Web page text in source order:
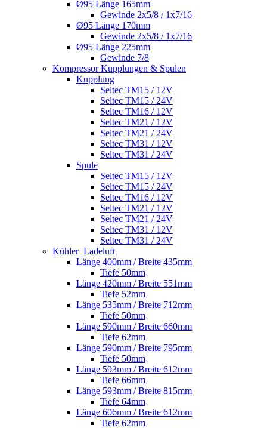
Ø95 Länge 165mm
Gewinde 2x5/8 / 1x7/16
Ø95 Länge 170mm
Gewinde 2x5/8 / 1x7/16
Ø95 Länge 225mm
Gewinde 7/8
Kompressor Kupplungen & Spulen
Kupplung
Seltec TM15 / 12V
Seltec TM15 / 24V
Seltec TM16 / 12V
Seltec TM21 / 12V
Seltec TM21 / 24V
Seltec TM31 / 12V
Seltec TM31 / 24V
Spule
Seltec TM15 / 12V
Seltec TM15 / 24V
Seltec TM16 / 12V
Seltec TM21 / 12V
Seltec TM21 / 24V
Seltec TM31 / 12V
Seltec TM31 / 24V
Kühler_Ladeluft
Länge 400mm / Breite 435mm
Tiefe 50mm
Länge 420mm / Breite 551mm
Tiefe 52mm
Länge 535mm / Breite 712mm
Tiefe 50mm
Länge 590mm / Breite 660mm
Tiefe 62mm
Länge 590mm / Breite 795mm
Tiefe 50mm
Länge 593mm / Breite 612mm
Tiefe 66mm
Länge 593mm / Breite 815mm
Tiefe 64mm
Länge 606mm / Breite 612mm
Tiefe 62mm